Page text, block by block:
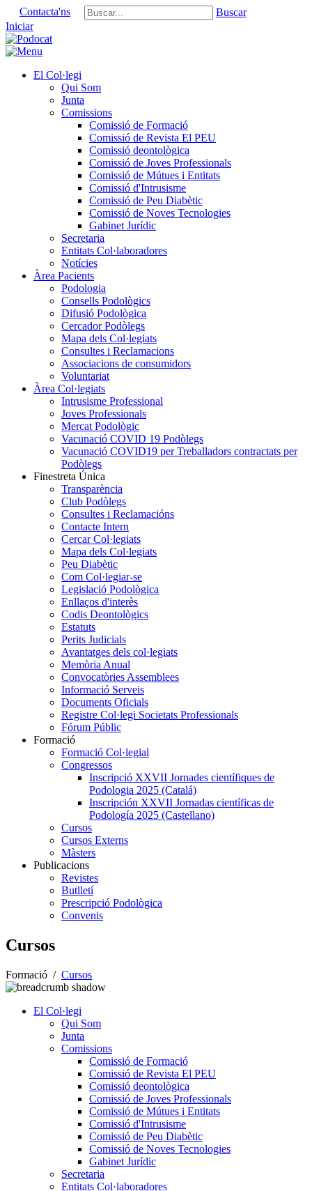
Contacta'ns
Buscar
Iniciar
El Col·legi
Qui Som
Junta
Comissions
Comissió de Formació
Comissió de Revista El PEU
Comissió deontològica
Comissió de Joves Professionals
Comissió de Mútues i Entitats
Comissió d'Intrusisme
Comissió de Peu Diabètic
Comissió de Noves Tecnologies
Gabinet Jurídic
Secretaria
Entitats Col·laboradores
Notícies
Àrea Pacients
Podologia
Consells Podològics
Difusió Podològica
Cercador Podòlegs
Mapa dels Col·legiats
Consultes i Reclamacions
Associacions de consumidors
Voluntariat
Àrea Col·legiats
Intrusisme Professional
Joves Professionals
Mercat Podològic
Vacunació COVID 19 Podòlegs
Vacunació COVID19 per Treballadors contractats per
Podòlegs
Finestreta Única
Transparència
Club Podòlegs
Consultes i Reclamacións
Contacte Intern
Cercar Col·legiats
Mapa dels Col·legiats
Peu Diabètic
Com Col·legiar-se
Legislació Podològica
Enllaços d'interès
Codis Deontològics
Estatuts
Perits Judicials
Avantatges dels col·legiats
Memòria Anual
Convocatòries Assemblees
Informació Serveis
Documents Oficials
Registre Col·legi Societats Professionals
Fórum Públic
Formació
Formació Col·legial
Congressos
Inscripció XXVII Jornades científiques de
Podologia 2025 (Catalá)
Inscripción XXVII Jornadas científicas de
Podología 2025 (Castellano)
Cursos
Cursos Externs
Màsters
Publicacions
Revistes
Butlletí
Prescripció Podològica
Convenis
Cursos
Formació / Cursos
El Col·legi
Qui Som
Junta
Comissions
Comissió de Formació
Comissió de Revista El PEU
Comissió deontològica
Comissió de Joves Professionals
Comissió de Mútues i Entitats
Comissió d'Intrusisme
Comissió de Peu Diabètic
Comissió de Noves Tecnologies
Gabinet Jurídic
Secretaria
Entitats Col·laboradores